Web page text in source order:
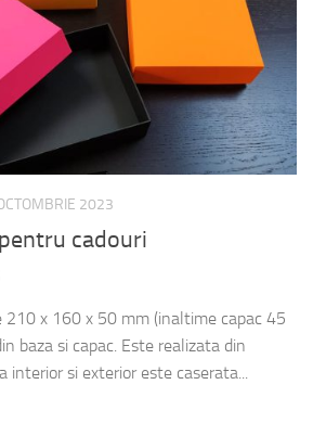
2023
cadouri
210 x 160 x 50 mm (inaltime capac 45
baza si capac. Este realizata din
interior si exterior este caserata...